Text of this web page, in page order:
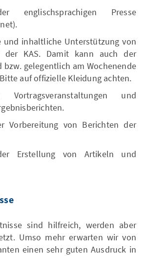
englischsprachigen Presse
und inhaltliche Unterstützung von
der KAS. Damit kann auch der
bzw. gelegentlich am Wochenende
auf offizielle Kleidung achten.
und
Vorbereitung von Berichten der
Erstellung von Artikeln und
sind hilfreich, werden aber
Umso mehr erwarten wir von
einen sehr guten Ausdruck in